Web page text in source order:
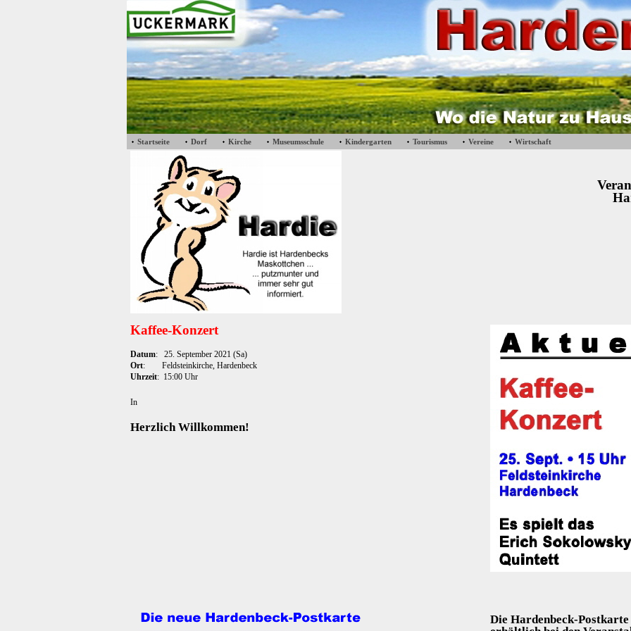
Startseite Dorf Kirche Museumsschule Kindergarten Tourismus Vereine Wirtschaft
Kaffee-Konzert
Datum: 25. September 2021 (Sa)
Ort: Feldsteinkirche, Hardenbeck
Uhrzeit: 15:00 Uhr
In
Herzlich Willkommen!
Die Hardenbeck-